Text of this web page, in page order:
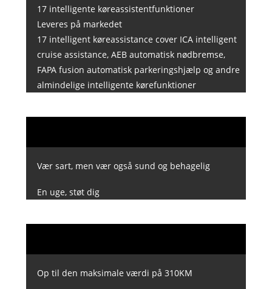
17 intelligente køreassistentfunktioner
Leveres på markedet
17 intelligent køreassistance cover ICA intelligent
cruise assistance, AEB automatisk nødbremse,
FAPA fusion automatisk parkeringshjælp og andre
almindelige intelligente kørefunktioner
Vær sart, men vær også sund og behagelig
En uge, støt dig
Op til den maksimale værdi på 310KM